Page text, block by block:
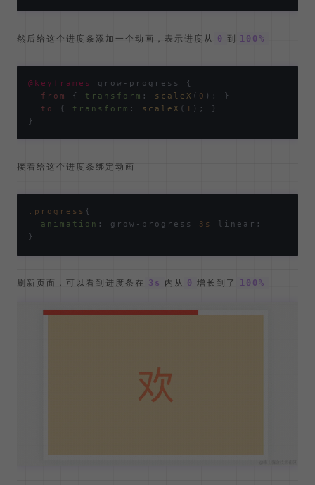
然后给这个进度条添加一个动画，表示进度从 0 到 100%
@keyframes
grow-progress {
from
{ transform : scaleX ( 0 ); }
to
{ transform : scaleX ( 1 ); }
接着给这个进度条绑定动画
.progress {
animation : grow-progress 3s
linear;
刷新页面，可以看到进度条在 3s 内从 0 增长到了 100%